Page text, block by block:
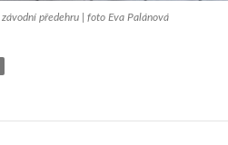
předehru | foto Eva Palánová